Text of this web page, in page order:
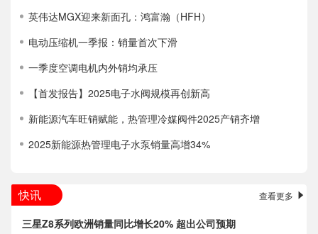
英伟达MGX迎来新面孔：鸿富瀚（HFH）
电动压缩机一季报：销量首次下滑
一季度空调电机内外销均承压
【首发报告】2025电子水阀规模再创新高
新能源汽车旺销赋能，热管理冷媒阀件2025产销齐增
2025新能源热管理电子水泵销量高增34%
快讯 查看更多
三星Z8系列欧洲销量同比增长20% 超出公司预期